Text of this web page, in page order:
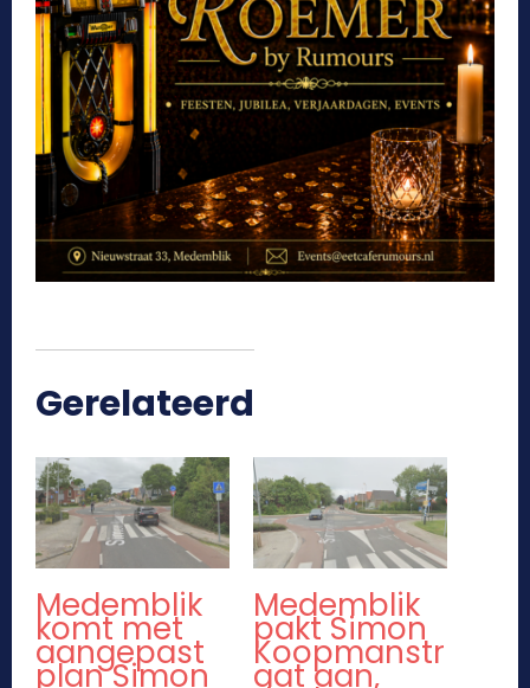
Gerelateerd
Medemblik
komt met
aangepast
plan Simon
Medemblik
pakt Simon
Koopmanstr
aat aan,